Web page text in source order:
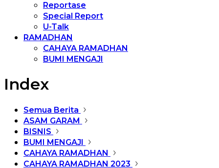
Reportase
Special Report
U-Talk
RAMADHAN
CAHAYA RAMADHAN
BUMI MENGAJI
Index
Semua Berita
ASAM GARAM
BISNIS
BUMI MENGAJI
CAHAYA RAMADHAN
CAHAYA RAMADHAN 2023